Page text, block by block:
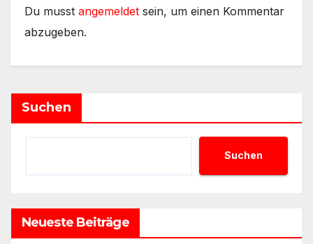
Du musst angemeldet sein, um einen Kommentar
abzugeben.
Suchen
Suchen
Neueste Beiträge